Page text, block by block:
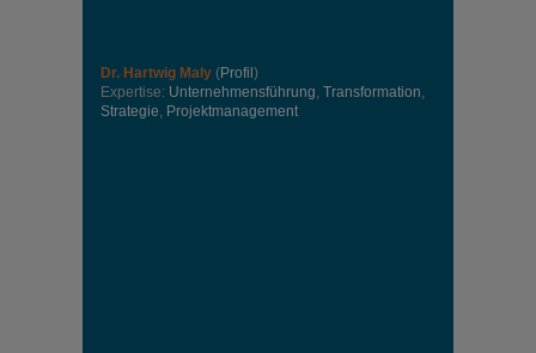
Dr. Hartwig Maly (Profil )
Expertise: Unternehmensführung, Transformation,
Strategie, Projektmanagement